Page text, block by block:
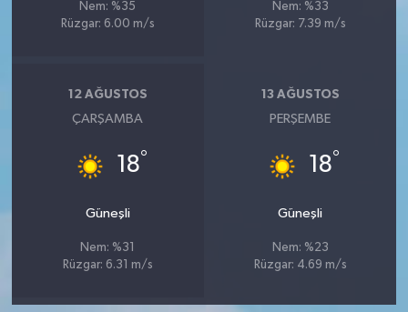
Nem: %35
Rüzgar: 6.00 m/s
Nem: %33
Rüzgar: 7.39 m/s
12 AĞUSTOS
ÇARŞAMBA
18°
Güneşli
Nem: %31
Rüzgar: 6.31 m/s
13 AĞUSTOS
PERŞEMBE
18°
Güneşli
Nem: %23
Rüzgar: 4.69 m/s